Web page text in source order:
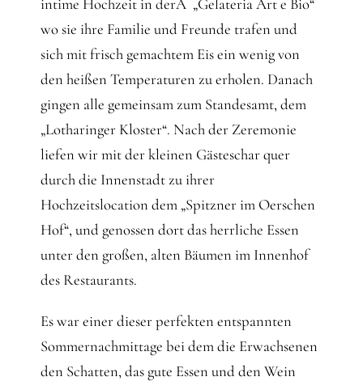
intime Hochzeit in derÂ „Gelateria Art e Bio“
wo sie ihre Familie und Freunde trafen und
sich mit frisch gemachtem Eis ein wenig von
den heißen Temperaturen zu erholen. Danach
gingen alle gemeinsam zum Standesamt, dem
„Lotharinger Kloster“. Nach der Zeremonie
liefen wir mit der kleinen Gästeschar quer
durch die Innenstadt zu ihrer
Hochzeitslocation dem „Spitzner im Oerschen
Hof“, und genossen dort das herrliche Essen
unter den großen, alten Bäumen im Innenhof
des Restaurants.
Es war einer dieser perfekten entspannten
Sommernachmittage bei dem die Erwachsenen
den Schatten, das gute Essen und den Wein